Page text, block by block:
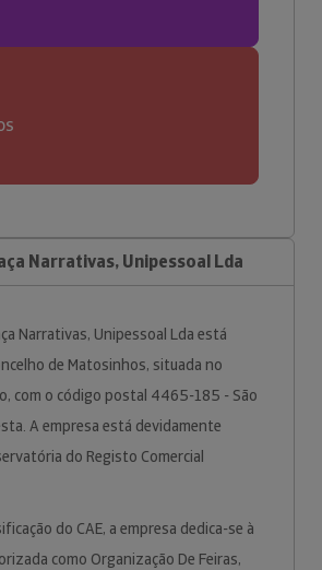
Narrativas, Unipessoal Lda
Narrativas, Unipessoal Lda está
de Matosinhos, situada no
com o código postal 4465-185 - São
A empresa está devidamente
do Registo Comercial
do CAE, a empresa dedica-se à
como Organização De Feiras,